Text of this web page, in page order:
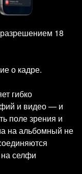
18
о кадре.
гибко
и видео — и
поле зрения и
на альбомный не
селфи